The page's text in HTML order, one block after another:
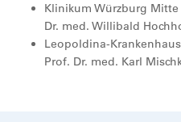
Klinikum Würzburg
Dr. med. Willibald
Leopoldina-
Prof. Dr. med. Karl